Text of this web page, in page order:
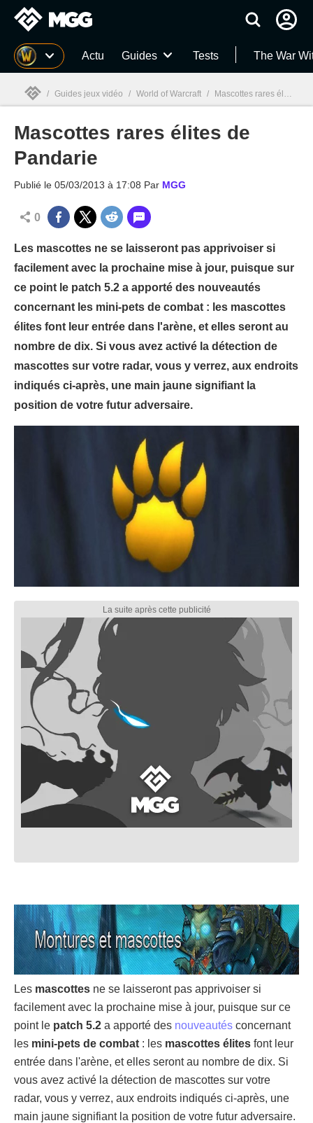
MGG Actu Guides Tests The War
MGG
/ Guides jeux vidéo / World of Warcraft / Mascottes rares élites de Pandarie
Mascottes rares élites de
Pandarie
Publié le 05/03/2013 à 17:08 Par MGG
0
Les mascottes ne se laisseront pas apprivoiser si
facilement avec la prochaine mise à jour, puisque sur
ce point le patch 5.2 a apporté des nouveautés
concernant les mini-pets de combat : les mascottes
élites font leur entrée dans l'arène, et elles seront au
nombre de dix. Si vous avez activé la détection de
mascottes sur votre radar, vous y verrez, aux endroits
indiqués ci-après, une main jaune signifiant la
position de votre futur adversaire.
Les mascottes ne se laisseront pas apprivoiser si
facilement avec la prochaine mise à jour, puisque sur ce
point le patch 5.2 a apporté des nouveautés concernant
les mini-pets de combat : les mascottes élites font leur
entrée dans l'arène, et elles seront au nombre de dix. Si
vous avez activé la détection de mascottes sur votre
radar, vous y verrez, aux endroits indiqués ci-après, une
main jaune signifiant la position de votre futur adversaire.